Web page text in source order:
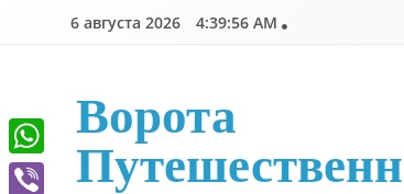
6 августа 2026 4:39:57 AM
Ворота
WhatsApp